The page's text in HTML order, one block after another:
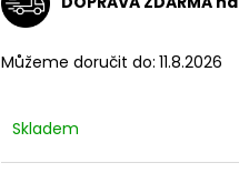
Můžeme doručit do: 11.8.2026
Skladem